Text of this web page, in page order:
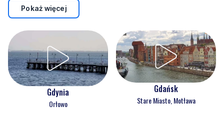
Pokaż więcej
Gdynia
Orłowo
Gdańsk
Stare Miasto, Motława